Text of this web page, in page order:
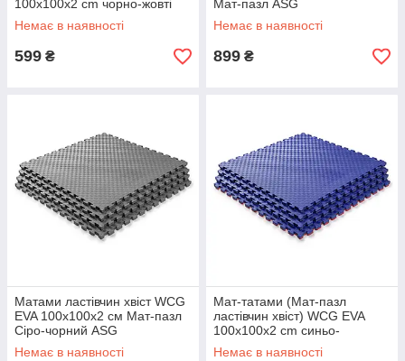
100х100х2 cm чорно-жовті
ASG
Немає в наявності
599 ₴
Мат-пазл ASG
Немає в наявності
899 ₴
Матами ластівчин хвіст WCG
EVA 100x100x2 см Мат-пазл
Сіро-чорний ASG
Немає в наявності
Мат-татами (Мат-пазл
ластівчин хвіст) WCG EVA
100х100х2 cm синьо-
червоний ASG
Немає в наявності